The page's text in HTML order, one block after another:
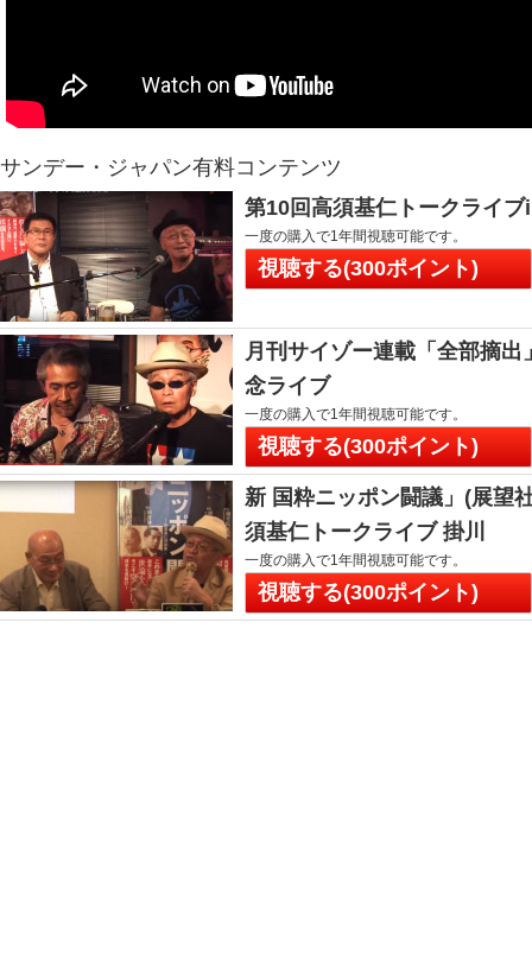
サンデー・ジャパン有料コンテンツ
第10回高須基仁トークライ
一度の購入で1年間視聴可能です。
視聴する(300ポイント)
月刊サイゾー連載「全部摘
念ライブ
一度の購入で1年間視聴可能です。
視聴する(300ポイント)
新 国粋ニッポン闘議」(展
須基仁トークライブ 掛川
一度の購入で1年間視聴可能です。
視聴する(300ポイント)